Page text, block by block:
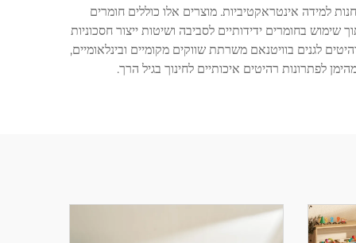
למידה אינטראקטיביות. מוצרים אלו כוללים חומרים
בחומרים ידידותיים לסביבה ושיטות ייצור חסכוניות
לגנים בוויטנאם משרתת שווקים מקומיים ובינלאומיים,